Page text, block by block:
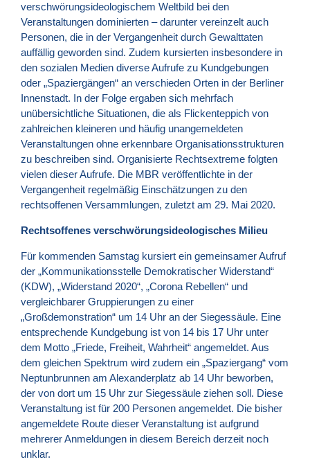
verschwörungsideologischem Weltbild bei den
Veranstaltungen dominierten – darunter vereinzelt auch
Personen, die in der Vergangenheit durch Gewalttaten
auffällig geworden sind. Zudem kursierten insbesondere in
den sozialen Medien diverse Aufrufe zu Kundgebungen
oder „Spaziergängen“ an verschieden Orten in der Berliner
Innenstadt. In der Folge ergaben sich mehrfach
unübersichtliche Situationen, die als Flickenteppich von
zahlreichen kleineren und häufig unangemeldeten
Veranstaltungen ohne erkennbare Organisationsstrukturen
zu beschreiben sind. Organisierte Rechtsextreme folgten
vielen dieser Aufrufe. Die MBR veröffentlichte in der
Vergangenheit regelmäßig Einschätzungen zu den
rechtsoffenen Versammlungen, zuletzt am 29. Mai 2020.
Rechtsoffenes verschwörungsideologisches Milieu
Für kommenden Samstag kursiert ein gemeinsamer Aufruf
der „Kommunikationsstelle Demokratischer Widerstand“
(KDW), „Widerstand 2020“, „Corona Rebellen“ und
vergleichbarer Gruppierungen zu einer
„Großdemonstration“ um 14 Uhr an der Siegessäule. Eine
entsprechende Kundgebung ist von 14 bis 17 Uhr unter
dem Motto „Friede, Freiheit, Wahrheit“ angemeldet. Aus
dem gleichen Spektrum wird zudem ein „Spaziergang“ vom
Neptunbrunnen am Alexanderplatz ab 14 Uhr beworben,
der von dort um 15 Uhr zur Siegessäule ziehen soll. Diese
Veranstaltung ist für 200 Personen angemeldet. Die bisher
angemeldete Route dieser Veranstaltung ist aufgrund
mehrerer Anmeldungen in diesem Bereich derzeit noch
unklar.